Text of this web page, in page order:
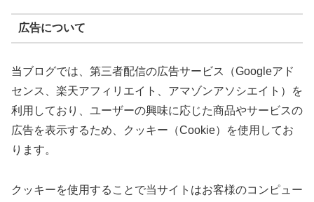
広告について
当ブログでは、第三者配信の広告サービス（Googleアド
センス、楽天アフィリエイト、アマゾンアソシエイト）を
利用しており、ユーザーの興味に応じた商品やサービスの
広告を表示するため、クッキー（Cookie）を使用してお
ります。
クッキーを使用することで当サイトはお客様のコンピュー